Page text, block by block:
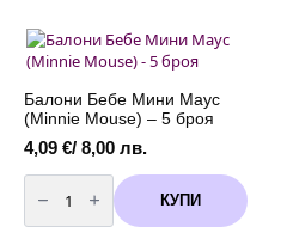
9,00 лв.
variants.
The
options
may
be
chosen
on
the
product
page
Балони Бебе Мини Маус
(Minnie Mouse) – 5 броя
4,09 €/ 8,00 лв.
количество
за
Балони
Бебе
КУПИ